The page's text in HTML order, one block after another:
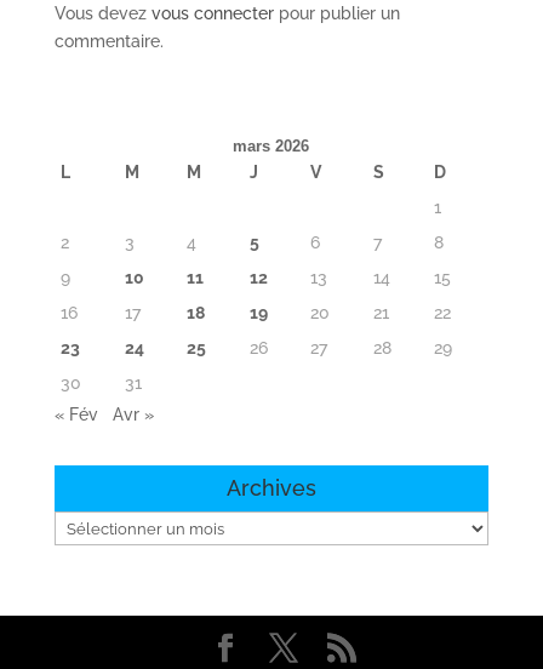
Vous devez vous connecterpour publier un
commentaire.
mars 2026
L M M J V S
D
1
2
3 4 5 6 7
8
9
10 11 12 13 14
15
16
17 18 19 20 21
22
23
24 25 26 27 28
29
30
31
« Fév
Avr »
Archives
Archives